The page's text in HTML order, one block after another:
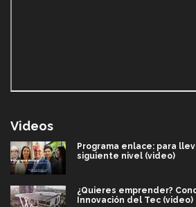
Videos
Programa enlace: para
siguiente nivel (video)
¿Quieres emprender?
Innovación del Tec (video)